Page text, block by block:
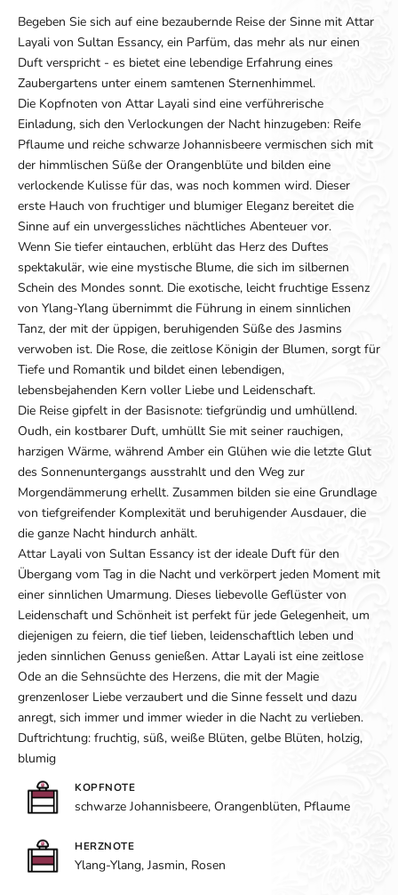
Begeben Sie sich auf eine bezaubernde Reise der Sinne mit Attar
Layali von Sultan Essancy, ein Parfüm, das mehr als nur einen
Duft verspricht - es bietet eine lebendige Erfahrung eines
Zaubergartens unter einem samtenen Sternenhimmel.
Die Kopfnoten von Attar Layali sind eine verführerische
Einladung, sich den Verlockungen der Nacht hinzugeben: Reife
Pflaume und reiche schwarze Johannisbeere vermischen sich mit
der himmlischen Süße der Orangenblüte und bilden eine
verlockende Kulisse für das, was noch kommen wird. Dieser
erste Hauch von fruchtiger und blumiger Eleganz bereitet die
Sinne auf ein unvergessliches nächtliches Abenteuer vor.
Wenn Sie tiefer eintauchen, erblüht das Herz des Duftes
spektakulär, wie eine mystische Blume, die sich im silbernen
Schein des Mondes sonnt. Die exotische, leicht fruchtige Essenz
von Ylang-Ylang übernimmt die Führung in einem sinnlichen
Tanz, der mit der üppigen, beruhigenden Süße des Jasmins
verwoben ist. Die Rose, die zeitlose Königin der Blumen, sorgt für
Tiefe und Romantik und bildet einen lebendigen,
lebensbejahenden Kern voller Liebe und Leidenschaft.
Die Reise gipfelt in der Basisnote: tiefgründig und umhüllend.
Oudh, ein kostbarer Duft, umhüllt Sie mit seiner rauchigen,
harzigen Wärme, während Amber ein Glühen wie die letzte Glut
des Sonnenuntergangs ausstrahlt und den Weg zur
Morgendämmerung erhellt. Zusammen bilden sie eine Grundlage
von tiefgreifender Komplexität und beruhigender Ausdauer, die
die ganze Nacht hindurch anhält.
Attar Layali von Sultan Essancy ist der ideale Duft für den
Übergang vom Tag in die Nacht und verkörpert jeden Moment mit
einer sinnlichen Umarmung. Dieses liebevolle Geflüster von
Leidenschaft und Schönheit ist perfekt für jede Gelegenheit, um
diejenigen zu feiern, die tief lieben, leidenschaftlich leben und
jeden sinnlichen Genuss genießen. Attar Layali ist eine zeitlose
Ode an die Sehnsüchte des Herzens, die mit der Magie
grenzenloser Liebe verzaubert und die Sinne fesselt und dazu
anregt, sich immer und immer wieder in die Nacht zu verlieben.
Duftrichtung: fruchtig, süß, weiße Blüten, gelbe Blüten, holzig,
blumig
KOPFNOTE
schwarze Johannisbeere, Orangenblüten, Pflaume
HERZNOTE
Ylang-Ylang, Jasmin, Rosen